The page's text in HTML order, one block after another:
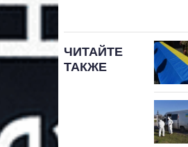
ЧИТАЙТЕ
ТАКЖЕ